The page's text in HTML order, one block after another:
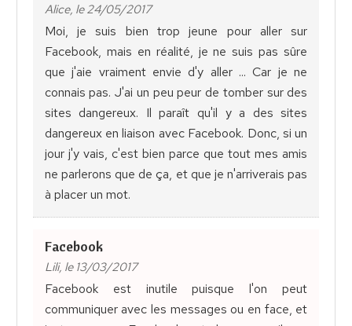
Alice, le 24/05/2017
Moi, je suis bien trop jeune pour aller sur
Facebook, mais en réalité, je ne suis pas sûre
que j'aie vraiment envie d'y aller ... Car je ne
connais pas. J'ai un peu peur de tomber sur des
sites dangereux. Il paraît qu'il y a des sites
dangereux en liaison avec Facebook. Donc, si un
jour j'y vais, c'est bien parce que tout mes amis
ne parlerons que de ça, et que je n'arriverais pas
à placer un mot.
Facebook
Lili, le 13/03/2017
Facebook est inutile puisque l'on peut
communiquer avec les messages ou en face, et